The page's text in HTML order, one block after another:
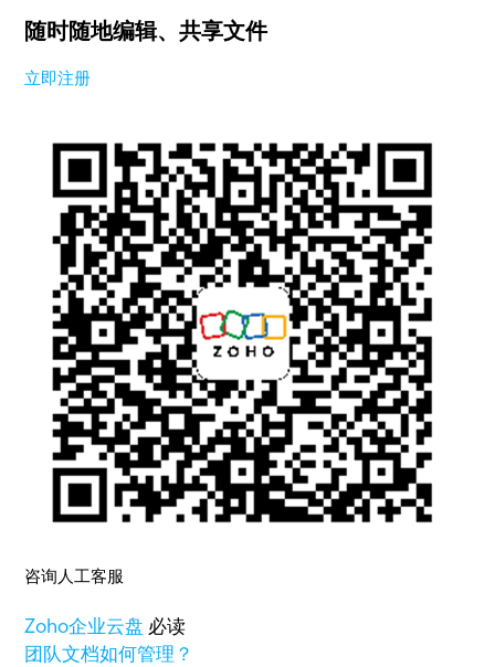
随时随地编辑、共享文件
立即注册
咨询人工客服
Zoho企业云盘 必读
团队文档如何管理？